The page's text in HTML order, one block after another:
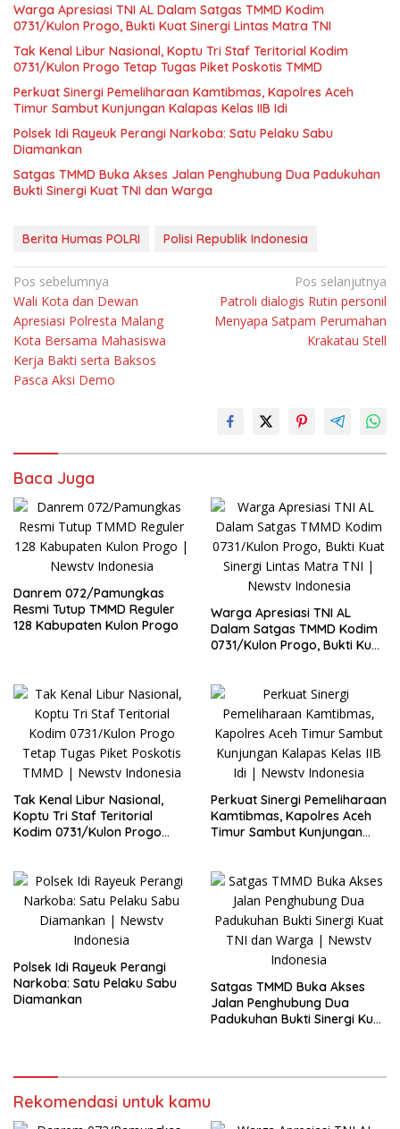
Warga Apresiasi TNI AL Dalam Satgas TMMD Kodim
0731/Kulon Progo, Bukti Kuat Sinergi Lintas Matra TNI
Tak Kenal Libur Nasional, Koptu Tri Staf Teritorial Kodim
0731/Kulon Progo Tetap Tugas Piket Poskotis TMMD
Perkuat Sinergi Pemeliharaan Kamtibmas, Kapolres Aceh
Timur Sambut Kunjungan Kalapas Kelas IIB Idi
Polsek Idi Rayeuk Perangi Narkoba: Satu Pelaku Sabu
Diamankan
Satgas TMMD Buka Akses Jalan Penghubung Dua Padukuhan
Bukti Sinergi Kuat TNI dan Warga
Berita Humas POLRI Polisi Republik Indonesia
Navigasi
pos
Pos sebelumnya
Wali Kota dan Dewan
Apresiasi Polresta Malang
Kota Bersama Mahasiswa
Kerja Bakti serta Baksos
Pasca Aksi Demo
Pos selanjutnya
Patroli dialogis Rutin personil
Menyapa Satpam Perumahan
Krakatau Stell
Baca Juga
Danrem 072/Pamungkas
Resmi Tutup TMMD Reguler
128 Kabupaten Kulon Progo
Warga Apresiasi TNI AL
Dalam Satgas TMMD Kodim
0731/Kulon Progo, Bukti Kuat
Tak Kenal Libur Nasional,
Koptu Tri Staf Teritorial
Kodim 0731/Kulon Progo
Perkuat Sinergi Pemeliharaan
Kamtibmas, Kapolres Aceh
Timur Sambut Kunjungan
Polsek Idi Rayeuk Perangi
Narkoba: Satu Pelaku Sabu
Diamankan
Satgas TMMD Buka Akses
Jalan Penghubung Dua
Padukuhan Bukti Sinergi Kuat
Rekomendasi untuk kamu